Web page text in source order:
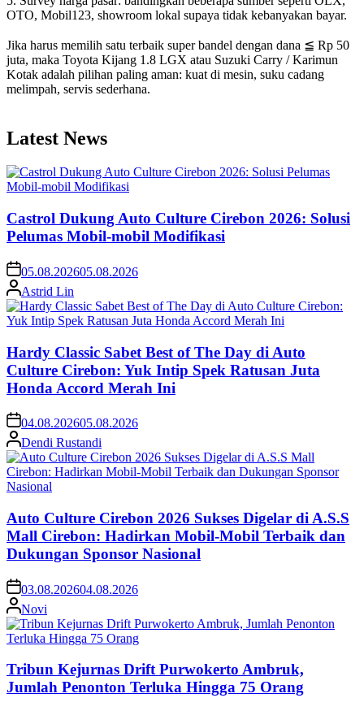
OTO, Mobil123, showroom lokal supaya tidak kebanyakan bayar.
Jika harus memilih satu terbaik super bandel dengan dana ≦ Rp 50
juta, maka Toyota Kijang 1.8 LGX atau Suzuki Carry / Karimun
Kotak adalah pilihan paling aman: kuat di mesin, suku cadang
melimpah, servis sederhana.
Latest News
Castrol Dukung Auto Culture Cirebon 2026: Solusi
Pelumas Mobil-mobil Modifikasi
05.08.202605.08.2026
Astrid Lin
Hardy Classic Sabet Best of The Day di Auto
Culture Cirebon: Yuk Intip Spek Ratusan Juta
Honda Accord Merah Ini
04.08.202605.08.2026
Dendi Rustandi
Auto Culture Cirebon 2026 Sukses Digelar di A.S.S
Mall Cirebon: Hadirkan Mobil-Mobil Terbaik dan
Dukungan Sponsor Nasional
03.08.202604.08.2026
Novi
Tribun Kejurnas Drift Purwokerto Ambruk,
Jumlah Penonton Terluka Hingga 75 Orang